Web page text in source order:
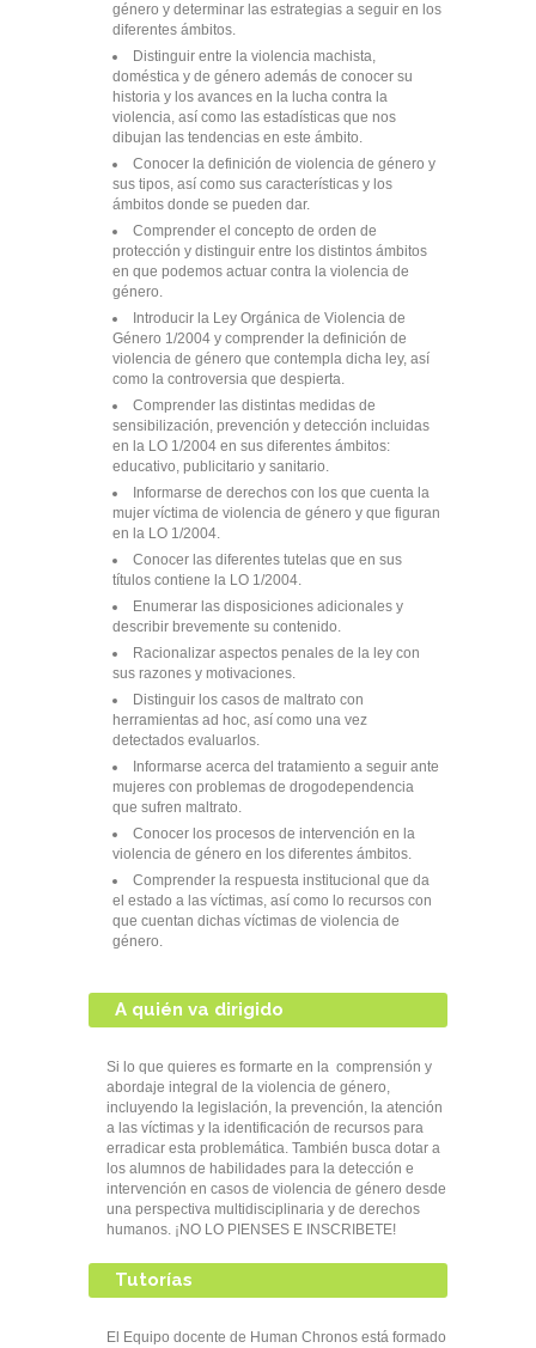
género y determinar las estrategias a seguir en los
diferentes ámbitos.
Distinguir entre la violencia machista,
doméstica y de género además de conocer su
historia y los avances en la lucha contra la
violencia, así como las estadísticas que nos
dibujan las tendencias en este ámbito.
Conocer la definición de violencia de género y
sus tipos, así como sus características y los
ámbitos donde se pueden dar.
Comprender el concepto de orden de
protección y distinguir entre los distintos ámbitos
en que podemos actuar contra la violencia de
género.
Introducir la Ley Orgánica de Violencia de
Género 1/2004 y comprender la definición de
violencia de género que contempla dicha ley, así
como la controversia que despierta.
Comprender las distintas medidas de
sensibilización, prevención y detección incluidas
en la LO 1/2004 en sus diferentes ámbitos:
educativo, publicitario y sanitario.
Informarse de derechos con los que cuenta la
mujer víctima de violencia de género y que figuran
en la LO 1/2004.
Conocer las diferentes tutelas que en sus
títulos contiene la LO 1/2004.
Enumerar las disposiciones adicionales y
describir brevemente su contenido.
Racionalizar aspectos penales de la ley con
sus razones y motivaciones.
Distinguir los casos de maltrato con
herramientas ad hoc, así como una vez
detectados evaluarlos.
Informarse acerca del tratamiento a seguir ante
mujeres con problemas de drogodependencia
que sufren maltrato.
Conocer los procesos de intervención en la
violencia de género en los diferentes ámbitos.
Comprender la respuesta institucional que da
el estado a las víctimas, así como lo recursos con
que cuentan dichas víctimas de violencia de
género.
A quién va dirigido
Si lo que quieres es formarte en la comprensión y
abordaje integral de la violencia de género,
incluyendo la legislación, la prevención, la atención
a las víctimas y la identificación de recursos para
erradicar esta problemática. También busca dotar a
los alumnos de habilidades para la detección e
intervención en casos de violencia de género desde
una perspectiva multidisciplinaria y de derechos
humanos. ¡NO LO PIENSES E INSCRIBETE!
Tutorías
El Equipo docente de Human Chronos está formado